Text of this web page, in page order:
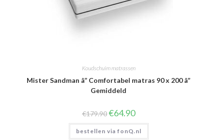
Koudschuim matrassen
Mister Sandman â” Comfortabel matras 90 x 200 â”
Gemiddeld
€179.90 Oorspronkelijke
prijs
was:
€179.90.
€64.90Huidige
prijs
is:
€64.90.
bestellen via fonQ.nl